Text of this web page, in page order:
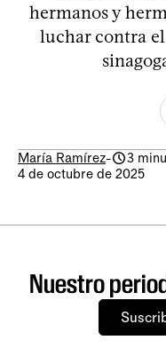
hermanos y
luchar contra
María Ramírez-
3
4 de octubre de 2025
Nuestro